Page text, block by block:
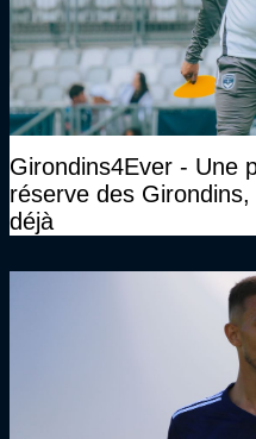
Girondins4Ever - Une
réserve des
déjà